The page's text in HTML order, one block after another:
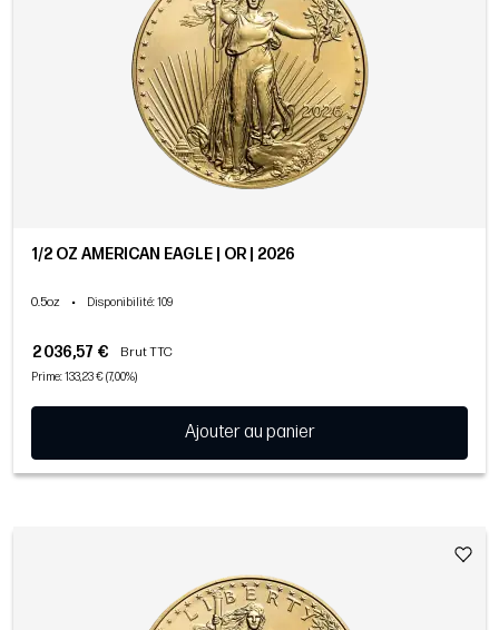
1/2 OZ AMERICAN EAGLE | OR | 2026
0.5oz • Disponibilité: 109
2 036,57 € Brut TTC
Prime: 133,23 € (7,00%)
Ajouter au panier